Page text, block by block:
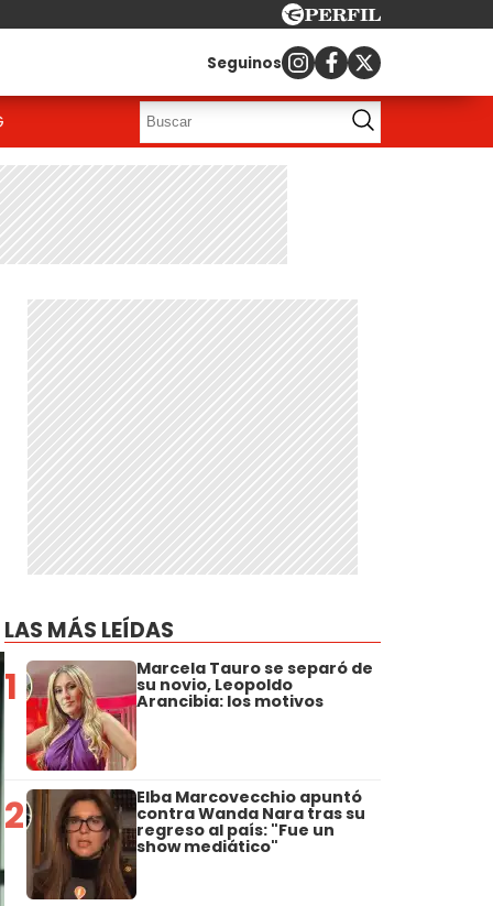
Seguinos
LAS MÁS LEÍDAS
1 Marcela Tauro se separó de
su novio, Leopoldo
Arancibia: los motivos
2 Elba Marcovecchio apuntó
contra Wanda Nara tras su
regreso al país: "Fue un
show mediático"